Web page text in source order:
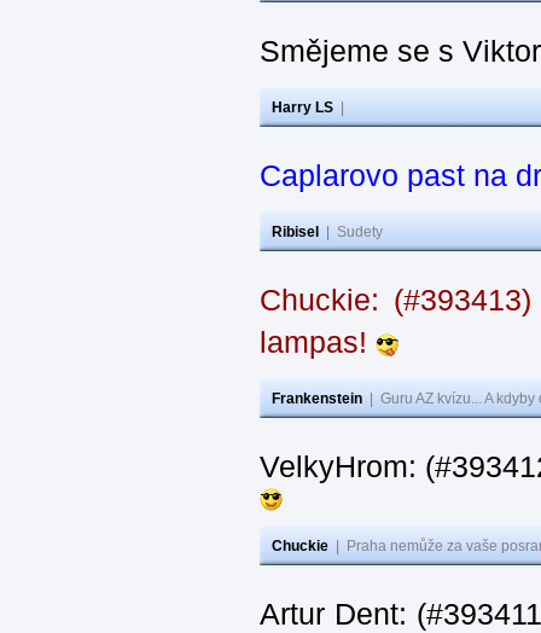
Smějeme se s
Harry LS
Caplarovo past na
Ribisel Sudety
Chuckie:
lampas!
Frankenstein Guru AZ kvízu... A
VelkyHrom:
Chuckie Praha nemůže za vaše
Artur Dent: